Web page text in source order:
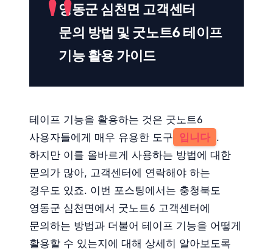
영동군 심천면 고객센터
문의 방법 및 굿노트6 테이프
기능 활용 가이드
테이프 기능을 활용하는 것은 굿노트6
사용자들에게 매우 유용한 도구 입니다 .
하지만 이를 올바르게 사용하는 방법에 대한
문의가 많아, 고객센터에 연락해야 하는
경우도 있죠. 이번 포스팅에서는 충청북도
영동군 심천면에서 굿노트6 고객센터에
문의하는 방법과 더불어 테이프 기능을 어떻게
활용할 수 있는지에 대해 상세히 알아보도록